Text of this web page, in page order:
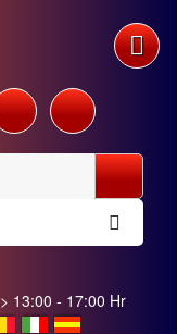
13:00 - 17:00 Hr